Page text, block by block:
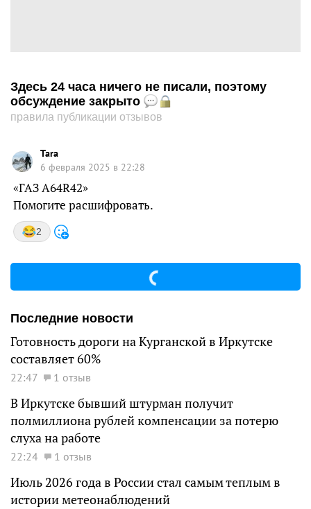
Здесь 24 часа ничего не писали, поэтому
обсуждение закрыто
правила публикации отзывов
Tara
6 февраля 2025 в 22:28
«ГАЗ А64R42»
Помогите расшифровать.
2
Последние новости
Готовность дороги на Курганской в Иркутске
составляет 60%
22:47 1 отзыв
В Иркутске бывший штурман получит
полмиллиона рублей компенсации за потерю
слуха на работе
22:24 1 отзыв
Июль 2026 года в России стал самым теплым в
истории метеонаблюдений